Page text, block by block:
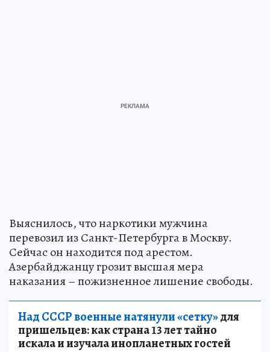
Выяснилось, что наркотики мужчина
перевозил из Санкт-Петербурга в Москву.
Сейчас он находится под арестом.
Азербайджанцу грозит высшая мера
наказания – пожизненное лишение свободы.
Над СССР военные натянули «сетку»для
пришельцев: как страна 13 лет тайно
искала и изучала инопланетных гостей